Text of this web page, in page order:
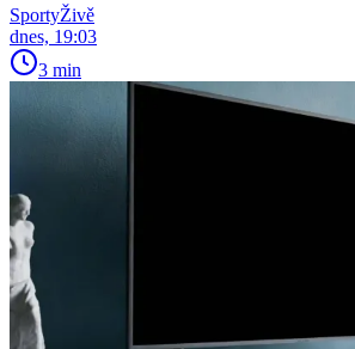
SportyŽivě
dnes, 19:03
3 min